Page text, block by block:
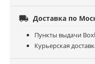
 Доставка по
Пункты выдачи
Курьерская